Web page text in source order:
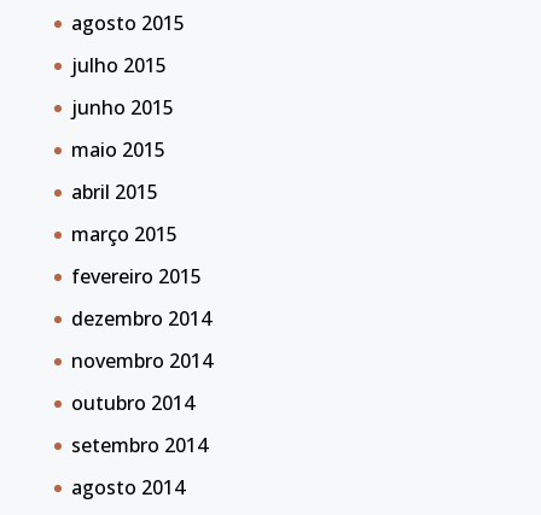
agosto 2015
julho 2015
junho 2015
maio 2015
abril 2015
março 2015
fevereiro 2015
dezembro 2014
novembro 2014
outubro 2014
setembro 2014
agosto 2014